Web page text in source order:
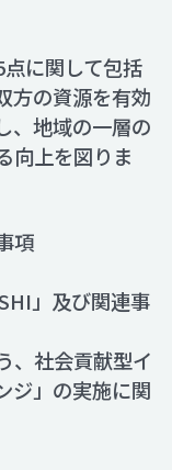
に関して包括
方の資源を有効
、地域の一層の
向上を図りま
項
」及び関連事
、社会貢献型イ
ジ」の実施に関